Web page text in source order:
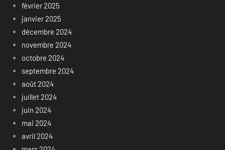
février 2025
janvier 2025
décembre 2024
novembre 2024
octobre 2024
septembre 2024
août 2024
juillet 2024
juin 2024
mai 2024
avril 2024